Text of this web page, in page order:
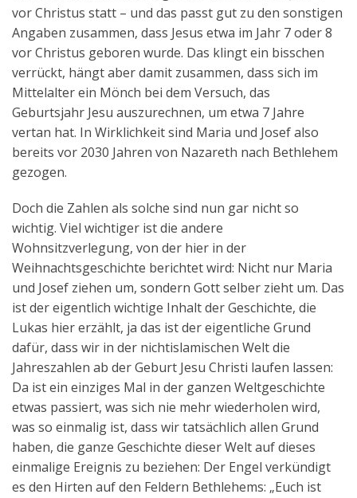
vor Christus statt – und das passt gut zu den sonstigen
Angaben zusammen, dass Jesus etwa im Jahr 7 oder 8
vor Christus geboren wurde. Das klingt ein bisschen
verrückt, hängt aber damit zusammen, dass sich im
Mittelalter ein Mönch bei dem Versuch, das
Geburtsjahr Jesu auszurechnen, um etwa 7 Jahre
vertan hat. In Wirklichkeit sind Maria und Josef also
bereits vor 2030 Jahren von Nazareth nach Bethlehem
gezogen.
Doch die Zahlen als solche sind nun gar nicht so
wichtig. Viel wichtiger ist die andere
Wohnsitzverlegung, von der hier in der
Weihnachtsgeschichte berichtet wird: Nicht nur Maria
und Josef ziehen um, sondern Gott selber zieht um. Das
ist der eigentlich wichtige Inhalt der Geschichte, die
Lukas hier erzählt, ja das ist der eigentliche Grund
dafür, dass wir in der nichtislamischen Welt die
Jahreszahlen ab der Geburt Jesu Christi laufen lassen:
Da ist ein einziges Mal in der ganzen Weltgeschichte
etwas passiert, was sich nie mehr wiederholen wird,
was so einmalig ist, dass wir tatsächlich allen Grund
haben, die ganze Geschichte dieser Welt auf dieses
einmalige Ereignis zu beziehen: Der Engel verkündigt
es den Hirten auf den Feldern Bethlehems: „Euch ist